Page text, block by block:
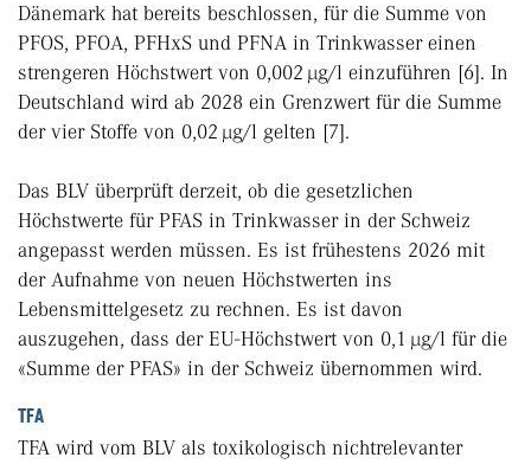
Dänemark hat bereits beschlossen, für die Summe von
PFOS, PFOA, PFHxS und PFNA in Trinkwasser einen
strengeren Höchstwert von 0,002 µg/l einzuführen [6]. In
Deutschland wird ab 2028 ein Grenzwert für die Summe
der vier Stoffe von 0,02 µg/l gelten [7].
Das BLV überprüft derzeit, ob die gesetzlichen
Höchstwerte für PFAS in Trinkwasser in der Schweiz
angepasst werden müssen. Es ist frühestens 2026 mit
der Aufnahme von neuen Höchstwerten ins
Lebensmittelgesetz zu rechnen. Es ist davon
auszugehen, dass der EU-Höchstwert von 0,1 µg/l für die
«Summe der PFAS» in der Schweiz übernommen wird.
TFA
TFA wird vom BLV als toxikologisch nichtrelevanter